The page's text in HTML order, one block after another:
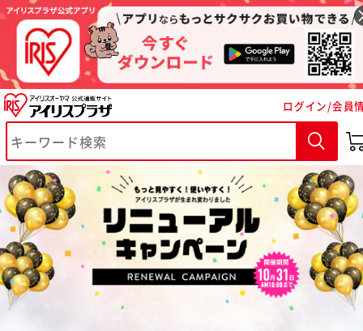
ログイン/会員
※ご確認ください
カートに入れる 購入手続きへ